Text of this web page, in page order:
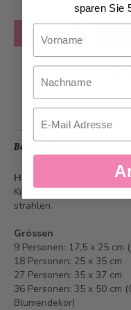
Anzahl
Beschreibung
Hot-Wheel Fliptorte
-
Kindergeburtstag. Die
strahlen.
Grössen
9 Personen: 17,5 x 25 cm
18 Personen: 25 x 35 cm
27 Personen: 35 x 37 cm
36 Personen: 35 x 50 cm
Blumendekor)
sparen Sie
Nachname